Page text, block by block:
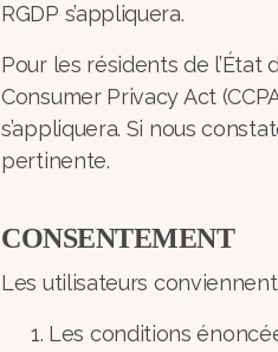
RGDP s’appliquera.
Pour les résidents de
Consumer Privacy Act
s’appliquera. Si nous
pertinente.
CONSENTEMENT
Les utilisateurs
Les conditions